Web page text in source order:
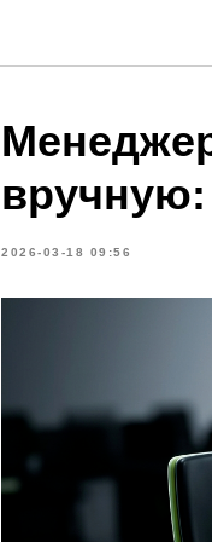
2026-03-18 09:56